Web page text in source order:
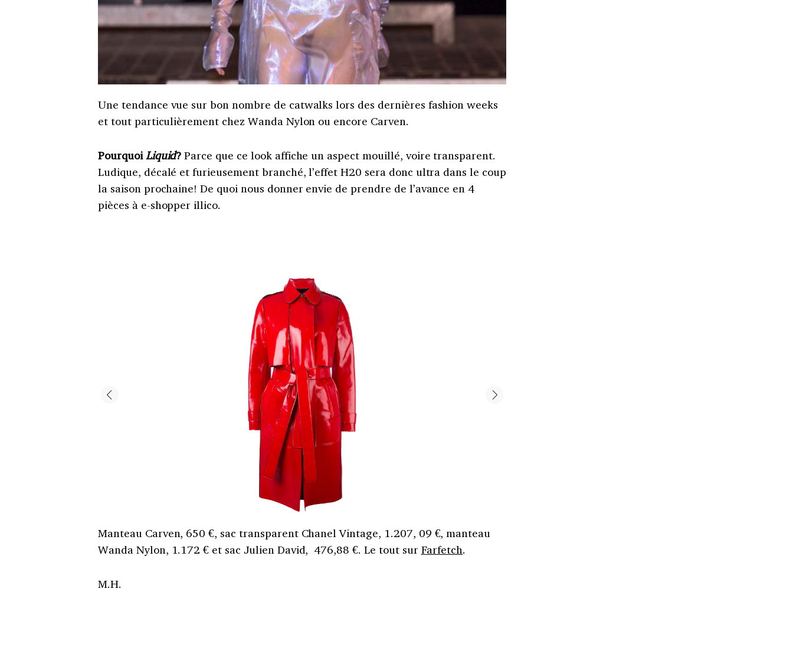
Une tendance vue sur bon nombre de catwalks lors des dernières fashion weeks
et tout particulièrement chez Wanda Nylon ou encore Carven.
PourquoiLiquid? Parce que ce look affiche un aspect mouillé, voire transparent.
Ludique, décalé et furieusement branché, l’effet H20 sera donc ultra dans le coup
la saison prochaine! De quoi nous donner envie de prendre de l’avance en 4
pièces à e-shopper illico.
Manteau Carven, 650 €, sac transparent Chanel Vintage, 1.207, 09 €, manteau
Wanda Nylon, 1.172 € et sac Julien David, 476,88 €. Le tout sur Farfetch.
M.H.